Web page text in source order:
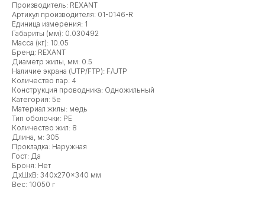
Производитель: REXANT
Артикул производителя: 01-0146-R
Единица измерения: 1
Габариты (мм): 0.030492
Масса (кг): 10.05
Бренд: REXANT
Диаметр жилы, мм: 0.5
Наличие экрана (UTP/FTP): F/UTP
Количество пар: 4
Конструкция проводника: Одножильный
Категория: 5e
Материал жилы: медь
Тип оболочки: PE
Количество жил: 8
Длина, м: 305
Прокладка: Наружная
Гост: Да
Броня: Нет
ДxШxВ: 340x270x340 мм
Вес: 10050 г